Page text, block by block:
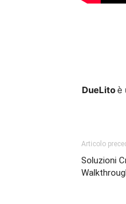
DueLitoè
Articolo
Soluzioni